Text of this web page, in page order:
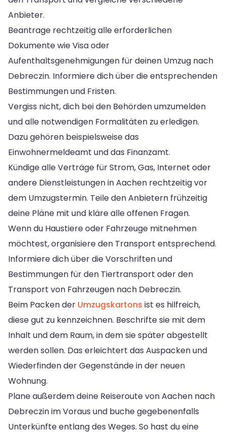
Anbieter.
Beantrage rechtzeitig alle erforderlichen
Dokumente wie Visa oder
Aufenthaltsgenehmigungen für deinen Umzug nach
Debreczin. Informiere dich über die entsprechenden
Bestimmungen und Fristen.
Vergiss nicht, dich bei den Behörden umzumelden
und alle notwendigen Formalitäten zu erledigen.
Dazu gehören beispielsweise das
Einwohnermeldeamt und das Finanzamt.
Kündige alle Verträge für Strom, Gas, Internet oder
andere Dienstleistungen in Aachen rechtzeitig vor
dem Umzugstermin. Teile den Anbietern frühzeitig
deine Pläne mit und kläre alle offenen Fragen.
Wenn du Haustiere oder Fahrzeuge mitnehmen
möchtest, organisiere den Transport entsprechend.
Informiere dich über die Vorschriften und
Bestimmungen für den Tiertransport oder den
Transport von Fahrzeugen nach Debreczin.
Beim Packen der Umzugskartons ist es hilfreich,
diese gut zu kennzeichnen. Beschrifte sie mit dem
Inhalt und dem Raum, in dem sie später abgestellt
werden sollen. Das erleichtert das Auspacken und
Wiederfinden der Gegenstände in der neuen
Wohnung.
Plane außerdem deine Reiseroute von Aachen nach
Debreczin im Voraus und buche gegebenenfalls
Unterkünfte entlang des Weges. So hast du eine